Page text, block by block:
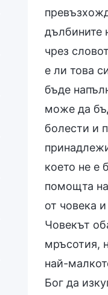
дълбините
чрез
е ли това
бъде
може да
болести и
което не е
помощта
от човека
Човекът
мръсотия,
най-
Бог да